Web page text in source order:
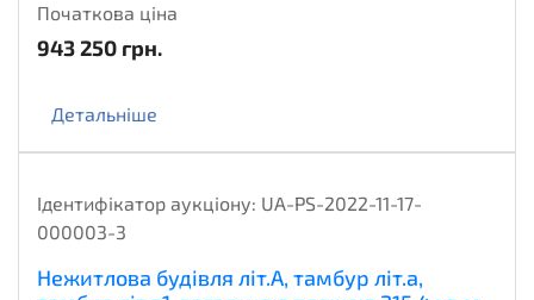
Початкова ціна
943 250 грн.
Детальніше
Ідентифікатор аукціону: UA-PS-2022-11-17-
000003-3
Нежитлова будівля літ.А, тамбур літ.а,